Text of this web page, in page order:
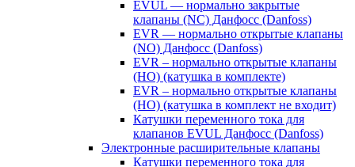
EVUL — нормально закрытые
клапаны (NC) Данфосс (Danfoss)
EVR — нормально открытые клапаны
(NO) Данфосс (Danfoss)
EVR – нормально открытые клапаны
(НО) (катушка в комплекте)
EVR – нормально открытые клапаны
(НО) (катушка в комплект не входит)
Катушки переменного тока для
клапанов EVUL Данфосс (Danfoss)
Электронные расширительные клапаны
Катушки переменного тока для